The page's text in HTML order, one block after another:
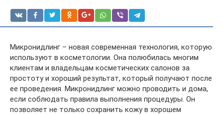
Микронидлинг – новая современная технология, которую
используют в косметологии. Она полюбилась многим
клиентам и владельцам косметических салонов за
простоту и хороший результат, который получают после
ее проведения. Микронидлинг можно проводить и дома,
если соблюдать правила выполнения процедуры. Он
позволяет не только сохранить кожу в хорошем